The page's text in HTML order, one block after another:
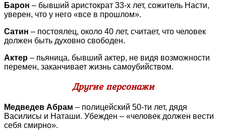
Барон – бывший аристократ 33-х лет, сожитель Насти,
уверен, что у него «все в прошлом».
Сатин – постоялец, около 40 лет, считает, что человек
должен быть духовно свободен.
Актер – пьяница, бывший актер, не видя возможности
перемен, заканчивает жизнь самоубийством.
Другие персонажи
Медведев Абрам – полицейский 50-ти лет, дядя
Василисы и Наташи. Убежден – «человек должен вести
себя смирно».